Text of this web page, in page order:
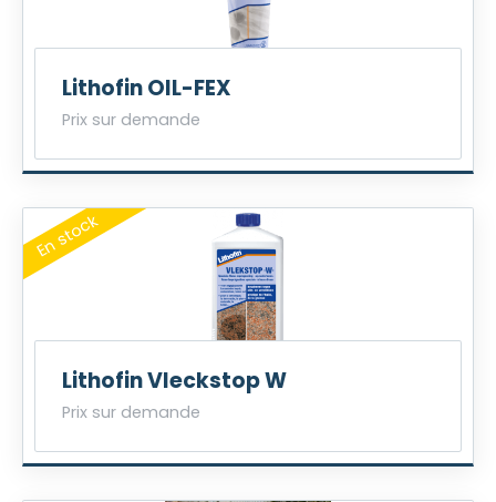
Lithofin OIL-FEX
Prix sur demande
Lithofin Vleckstop W
Prix sur demande